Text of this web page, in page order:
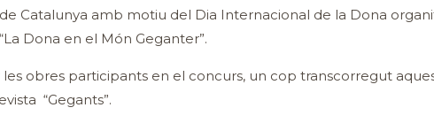
Catalunya amb motiu del Dia Internacional de la Dona
Dona en el Món Geganter”.
les obres participants en el concurs, un cop transcorregut
“Gegants”.